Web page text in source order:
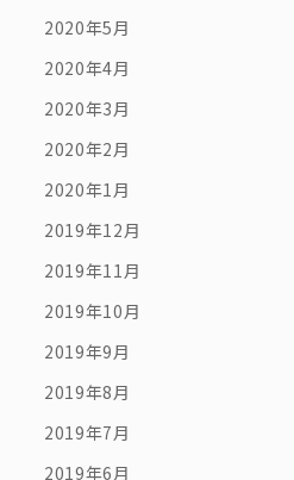
2020年5月
2020年4月
2020年3月
2020年2月
2020年1月
2019年12月
2019年11月
2019年10月
2019年9月
2019年8月
2019年7月
2019年6月